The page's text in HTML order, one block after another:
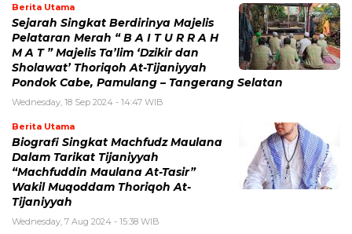
Berita Utama
Sejarah Singkat Berdirinya Majelis
Pelataran Merah “ B A I T U R R A H
M A T ” Majelis Ta’lim ‘Dzikir dan
Sholawat’ Thoriqoh At-Tijaniyyah
Pondok Cabe, Pamulang – Tangerang Selatan
Wednesday, 18 Sep 2024 - 14:47 WIB
Berita Utama
Biografi Singkat Machfudz Maulana
Dalam Tarikat Tijaniyyah
“Machfuddin Maulana At-Tasir”
Wakil Muqoddam Thoriqoh At-
Tijaniyyah
Wednesday, 7 Aug 2024 - 15:38 WIB